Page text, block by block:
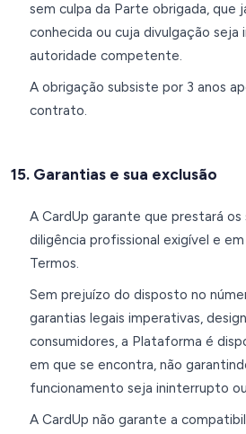
sem culpa da Parte obrigada, que
conhecida ou cuja divulgação seja
autoridade competente.
A obrigação subsiste por 3 anos
contrato.
15. Garantias e sua exclusão
A CardUp garante que prestará os
diligência profissional exigível e
Termos.
Sem prejuízo do disposto no
garantias legais imperativas,
consumidores, a Plataforma é
em que se encontra, não
funcionamento seja ininterrupto
A CardUp não garante a